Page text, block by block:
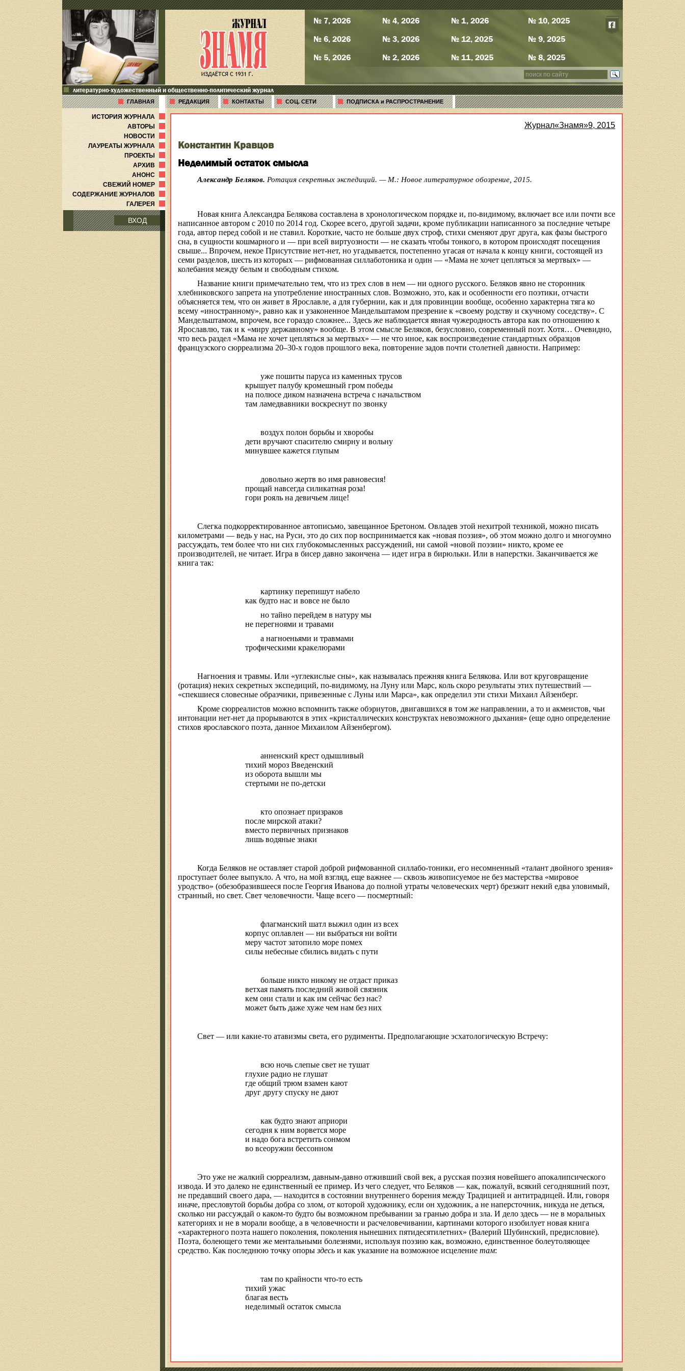
№ 7, 2026
№ 6, 2026
№ 5, 2026
№ 4, 2026
№ 3, 2026
№ 2, 2026
№ 1, 2026
№ 12, 2025
№ 11, 2025
№ 10, 2025
№ 9, 2025
№ 8, 2025
литературно-художественный и общественно-политический журнал
ГЛАВНАЯ РЕДАКЦИЯ КОНТАКТЫ СОЦ. СЕТИ ПОДПИСКА и РАСПРОСТРАНЕНИЕ
ИСТОРИЯ ЖУРНАЛА
АВТОРЫ
НОВОСТИ
ЛАУРЕАТЫ ЖУРНАЛА
ПРОЕКТЫ
АРХИВ
АНОНС
СВЕЖИЙ НОМЕР
СОДЕРЖАНИЕ ЖУРНАЛОВ
ГАЛЕРЕЯ
ВХОД
Журнал«Знамя»9, 2015
Константин Кравцов
Неделимый остаток смысла
Александр Беляков. Ротация секретных экспедиций. — М.: Новое литературное обозрение, 2015.
Новая книга Александра Белякова составлена в хронологическом порядке и, по-видимому, включает все или почти все
написанное автором с 2010 по 2014 год. Скорее всего, другой задачи, кроме публикации написанного за последние четыре
года, автор перед собой и не ставил. Короткие, часто не больше двух строф, стихи сменяют друг друга, как фазы быстрого
сна, в сущности кошмарного и — при всей виртуозности — не сказать чтобы тонкого, в котором происходят посещения
свыше... Впрочем, некое Присутствие нет-нет, но угадывается, постепенно угасая от начала к концу книги, состоящей из
семи разделов, шесть из которых — рифмованная силлаботоника и один — «Мама не хочет цепляться за мертвых» —
колебания между белым и свободным стихом.
Название книги примечательно тем, что из трех слов в нем — ни одного русского. Беляков явно не сторонник
хлебниковского запрета на употребление иностранных слов. Возможно, это, как и особенности его поэтики, отчасти
объясняется тем, что он живет в Ярославле, а для губернии, как и для провинции вообще, особенно характерна тяга ко
всему «иностранному», равно как и узаконенное Мандельштамом презрение к «своему родству и скучному соседству». С
Мандельштамом, впрочем, все гораздо сложнее... Здесь же наблюдается явная чужеродность автора как по отношению к
Ярославлю, так и к «миру державному» вообще. В этом смысле Беляков, безусловно, современный поэт. Хотя… Очевидно,
что весь раздел «Мама не хочет цепляться за мертвых» — не что иное, как воспроизведение стандартных образцов
французского сюрреализма 20–30-х годов прошлого века, повторение задов почти столетней давности. Например:
ужепошиты паруса из каменных трусов
крышует палубу кромешный гром победы
на полюсе диком назначена встреча с начальством
тамламедвавники воскреснут по звонку
воздух полон борьбы и хворобы
детивручают спасителю смирну ивольну
минувшее кажется глупым
довольно жертв во имя равновесия!
прощай навсегда силикатная роза!
гори рояль на девичьем лице!
Слегка подкорректированное автописьмо, завещанное Бретоном. Овладев этой нехитрой техникой, можно писать
километрами — ведь у нас, на Руси, это до сих пор воспринимается как «новая поэзия», об этом можно долго и многоумно
рассуждать, тем более что ни сих глубокомысленных рассуждений, ни самой «новой поэзии» никто, кроме ее
производителей, не читает. Игра в бисер давно закончена — идет игра в бирюльки. Или в наперстки. Заканчивается же
книга так:
картинкуперепишут набело
как будто нас и вовсе не было
но тайно перейдем в натуру мы
неперегноями и травами
а нагноеньями и травмами
трофическими кракелюрами
Нагноения и травмы. Или «углекислые сны», как называлась прежняя книга Белякова. Или вот круговращение
(ротация) неких секретных экспедиций, по-видимому, на Луну или Марс, коль скоро результаты этих путешествий —
«спекшиеся словесные образчики, привезенные с Луны или Марса», как определил эти стихи Михаил Айзенберг.
Кроме сюрреалистов можно вспомнить также обэриутов, двигавшихся в том же направлении, а то и акмеистов, чьи
интонации нет-нет да прорываются в этих «кристаллических конструктах невозможного дыхания» (еще одно определение
стихов ярославского поэта, данное Михаилом Айзенбергом).
анненский крестодышливый
тихий мороз Введенский
из оборота вышли мы
стертыми не по-детски
кто опознает призраков
после мирской атаки?
вместо первичных признаков
лишь водяные знаки
Когда Беляков не оставляет старой доброй рифмованной силлабо-тоники, его несомненный «талант двойного зрения»
проступает более выпукло. А что, на мой взгляд, еще важнее — сквозь живописуемое не без мастерства «мировое
уродство» (обезобразившееся после Георгия Иванова до полной утраты человеческих черт) брезжит некий едва уловимый,
странный, но свет. Свет человечности. Чаще всего — посмертный:
флагманскийшатл выжил один из всех
корпус оплавлен — нивыбраться ни войти
меру частот затопило море помех
силы небесные сбились видать с пути
больше никто никому не отдаст приказ
ветхая память последний живой связник
кем они стали и как им сейчас без нас?
может быть даже хуже чем нам без них
Свет — или какие-то атавизмы света, его рудименты. Предполагающиеэсхатологическую Встречу:
всю ночь слепые свет нетушат
глухие радио не глушат
где общий трюм взамен кают
друг другу спуску не дают
как будтознают априори
сегодня к ним ворвется море
и надо бога встретить сонмом
во всеоружии бессонном
Это уже не жалкий сюрреализм, давным-давно отживший свой век, а русская поэзия новейшего апокалипсического
извода. И это далеко не единственный ее пример. Из чего следует, что Беляков — как, пожалуй, всякий сегодняшний поэт,
не предавший своего дара, — находится в состоянии внутреннего борения между Традицией и антитрадицей. Или, говоря
иначе, пресловутой борьбы добра со злом, от которой художнику, если он художник, а не наперсточник, никуда не деться,
сколько ни рассуждай о каком-то будто бы возможном пребывании за гранью добра и зла. И дело здесь — не в моральных
категориях и не в морали вообще, а в человечности и расчеловечивании, картинами которого изобилует новая книга
«характерного поэта нашего поколения, поколения нынешних пятидесятилетних» (Валерий Шубинский, предисловие).
Поэта, болеющего теми же ментальными болезнями, используя поэзию как, возможно, единственное болеутоляющее
средство. Как последнюю точку опорыздесь и как указание на возможное исцеление там:
там по крайности что-то есть
тихий ужас
благая весть
неделимый остаток смысла